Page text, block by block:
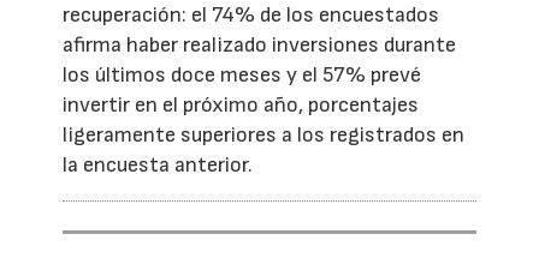
recuperación: el 74% de los encuestados
afirma haber realizado inversiones durante
los últimos doce meses y el 57% prevé
invertir en el próximo año, porcentajes
ligeramente superiores a los registrados en
la encuesta anterior.